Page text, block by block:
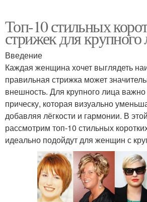
Топ-10 стильных
стрижек для крупного
Введение
Каждая женщина хочет выглядеть
правильная стрижка может
внешность. Для крупного лица
прическу, которая визуально
добавляя лёгкости и гармонии. В
рассмотрим топ-10 стильных
идеально подойдут для женщин с